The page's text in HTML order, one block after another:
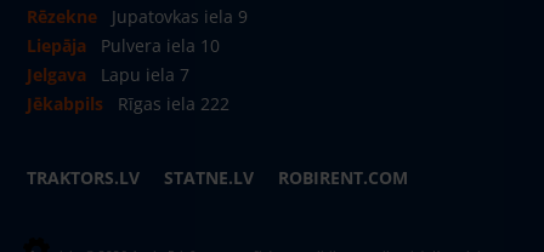
Rēzekne
Jupatovkas iela 9
Liepāja
Pulvera iela 10
Jelgava
Lapu iela 7
Jēkabpils
Rīgas iela 222
TRAKTORS.LV STATNE.LV ROBIRENT.COM